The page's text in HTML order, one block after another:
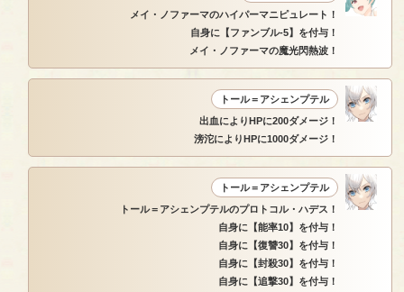
メイ・ノファーマのハイパーマニピュレート！
自身に【ファンブル-5】を付与！
メイ・ノファーマの魔光閃熱波！
トール＝アシェンプテル
出血によりHPに200ダメージ！
滂沱によりHPに1000ダメージ！
トール＝アシェンプテル
トール＝アシェンプテルのプロトコル・ハデス！
自身に【能率10】を付与！
自身に【復讐30】を付与！
自身に【封殺30】を付与！
自身に【追撃30】を付与！